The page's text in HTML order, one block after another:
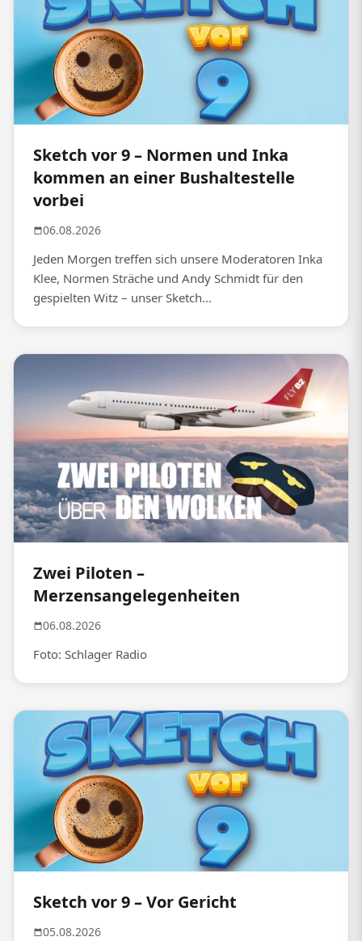
Sketch vor 9 – Normen und Inka
kommen an einer Bushaltestelle
vorbei
06.08.2026
Jeden Morgen treffen sich unsere Moderatoren Inka
Klee, Normen Sträche und Andy Schmidt für den
gespielten Witz – unser Sketch...
Zwei Piloten –
Merzensangelegenheiten
06.08.2026
Foto: Schlager Radio
Sketch vor 9 – Vor Gericht
05.08.2026